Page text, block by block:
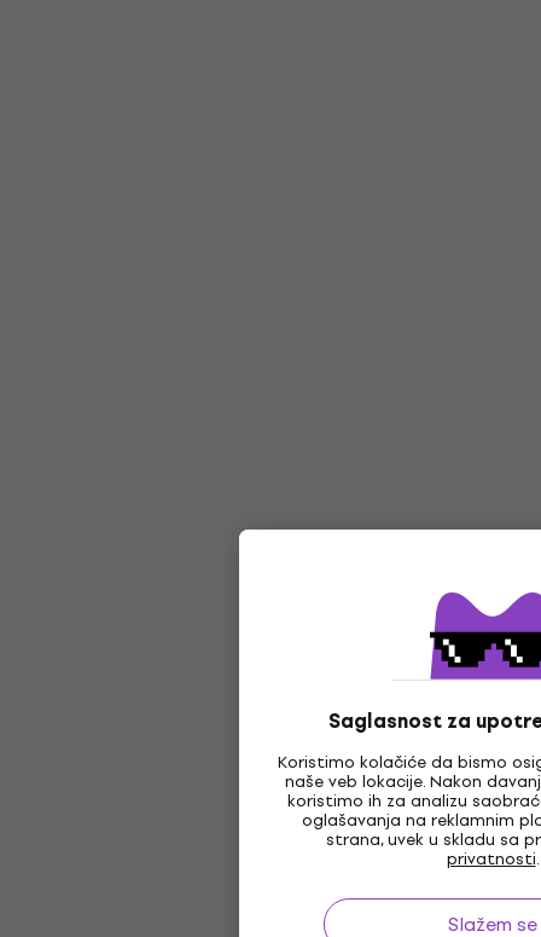
Saglasnost za
Koristimo kolačiće da bismo
naše veb lokacije. Nakon
koristimo ih za analizu
oglašavanja na reklamnim
strana, uvek u skladu sa
privatnosti.
Slažem se